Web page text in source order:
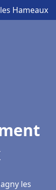
Hameaux
les